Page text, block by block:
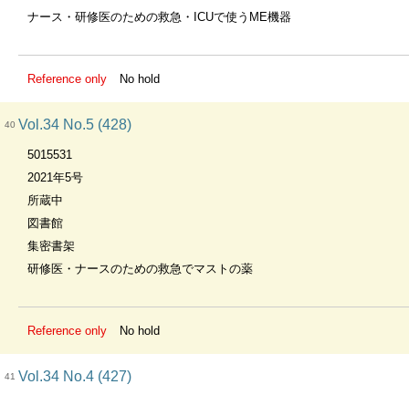
ナース・研修医のための救急・ICUで使うME機器
Reference only No hold
40 Vol.34 No.5 (428)
5015531
2021年5号
所蔵中
図書館
集密書架
研修医・ナースのための救急でマストの薬
Reference only No hold
41 Vol.34 No.4 (427)